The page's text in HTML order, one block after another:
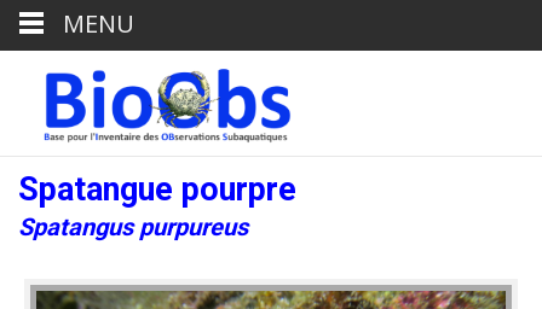
Spatangue pourpre
Spatangus purpureus
MENU